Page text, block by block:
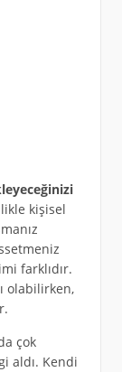
kişisel
farklıdır.
olabilirken,
çok
aldı. Kendi